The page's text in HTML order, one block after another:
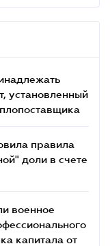
установленный
правила
доли в счете
военное
капитала от